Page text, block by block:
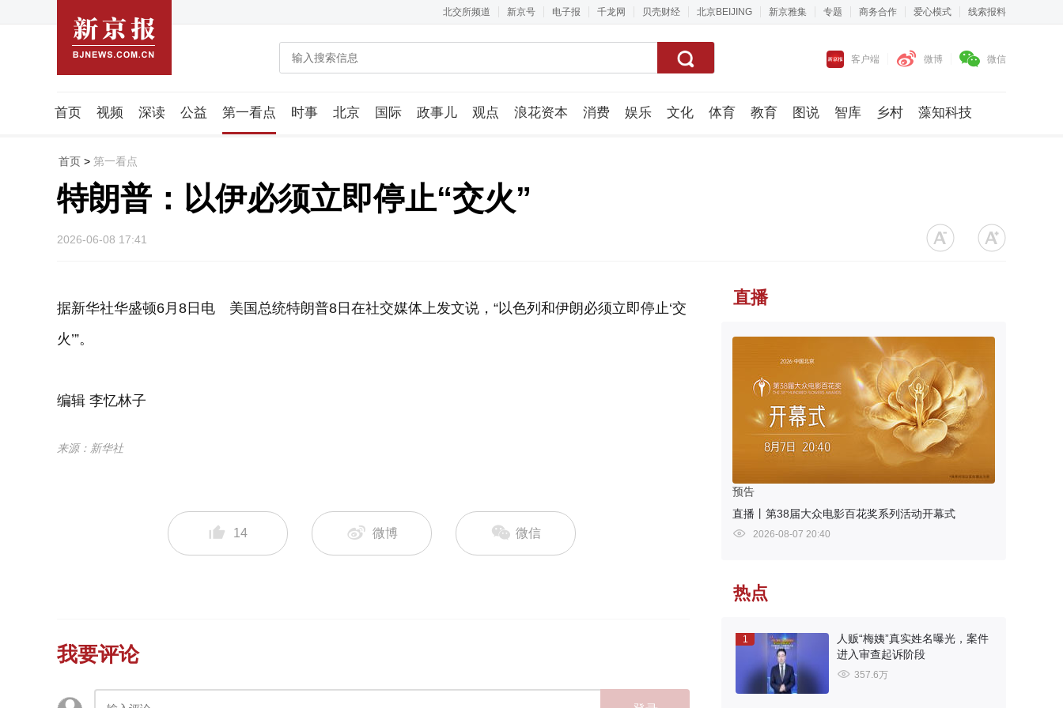
北交所频道 新京号 电子报 千龙网 贝壳财经 北京BEIJING 新京雅集 专题 商务合作 爱心模式 线索报料
客户端 微博 微信
首页 视频 深读 公益 第一看点 时事 北京 国际 政事儿 观点 浪花资本 消费 娱乐 文化 体育 教育 图说 智库 乡村 藻知科技
潮流智造局
首页 > 第一看点
特朗普：以伊必须立即停止“交火”
2026-06-08 17:41
据新华社华盛顿6月8日电 美国总统特朗普8日在社交媒体上发文说，“以色列和伊朗必须立即停止‘交
火’”。
编辑 李忆林子
来源：新华社
14 微博 微信
我要评论
直播
预告
直播丨第38届大众电影百花奖系列活动开幕式
2026-08-07 20:40
热点
1
人贩“梅姨”真实姓名曝光，案件
进入审查起诉阶段
357.6万